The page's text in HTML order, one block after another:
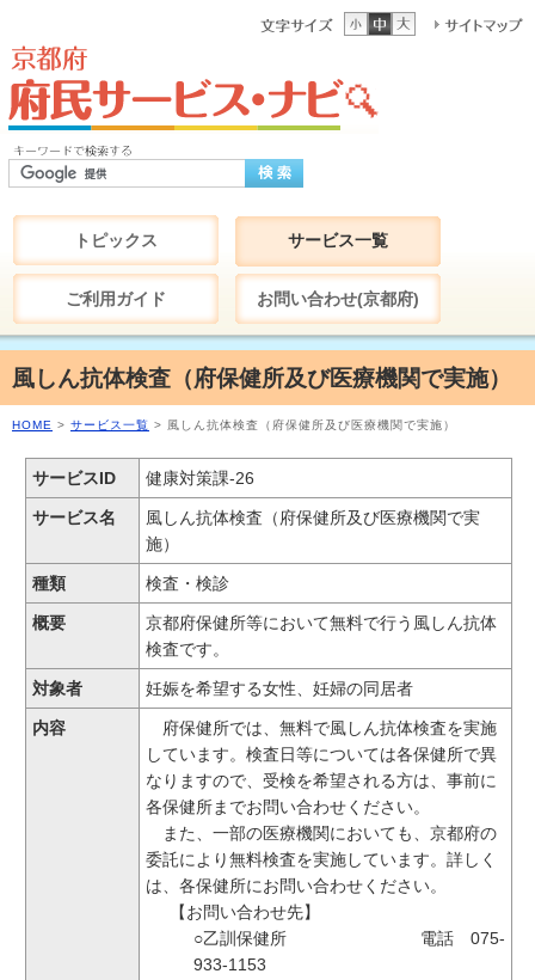
トピックス サービス一覧
ご利用ガイド お問い合わせ(京都府)
風しん抗体検査（府保健所及び医療機関で実施）
HOME > サービス一覧 > 風しん抗体検査（府保健所及び医療機関で実施）
サービスID 健康対策課-26
サービス名
風しん抗体検査（府保健所及び医療機関で実
施）
種類 検査・検診
概要
京都府保健所等において無料で行う風しん抗体
検査です。
対象者 妊娠を希望する女性、妊婦の同居者
内容
府保健所では、無料で風しん抗体検査を実施
しています。検査日等については各保健所で異
なりますので、受検を希望される方は、事前に
各保健所までお問い合わせください。
また、一部の医療機関においても、京都府の
委託により無料検査を実施しています。詳しく
は、各保健所にお問い合わせください。
【お問い合わせ先】
○乙訓保健所 電話 075-
933-1153